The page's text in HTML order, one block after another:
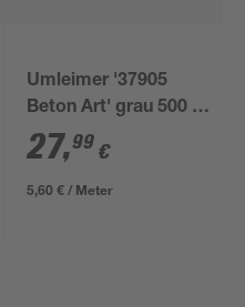
Umleimer '37905
Beton Art' grau 500 x
4,5 cm
27,99 €
5,60 € / Meter